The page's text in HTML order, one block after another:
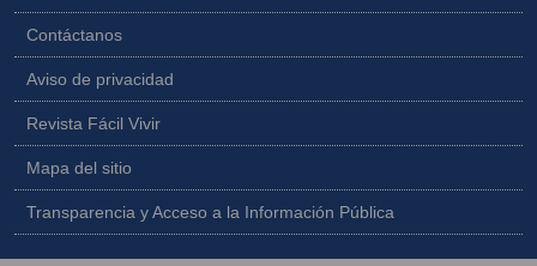
Contáctanos
Aviso de privacidad
Revista Fácil Vivir
Mapa del sitio
Transparencia y Acceso a la Información Pública